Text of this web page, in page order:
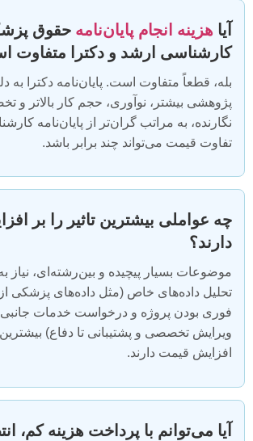
آیا هزینه انجام پایان‌نامه حقوق
کارشناسی ارشد و دکترا متفاوت
بله، قطعاً متفاوت است. پایان‌نامه دکترا به
پژوهشی بیشتر، نوآوری، حجم کار بالاتر و
نگارنده، به مراتب گران‌تر از پایان‌نامه
تفاوت قیمت می‌تواند چند برابر باشد.
چه عواملی بیشترین تاثیر را بر
دارند؟
موضوعات بسیار پیچیده و بین‌رشته‌ای، نیاز
تحلیل داده‌های خاص (مثل داده‌های پزشکی از
فوری بودن پروژه و درخواست خدمات
ویرایش تخصصی و پشتیبانی تا دفاع) بیشترین
افزایش قیمت دارند.
آیا می‌توانم با پرداخت هزینه کم،